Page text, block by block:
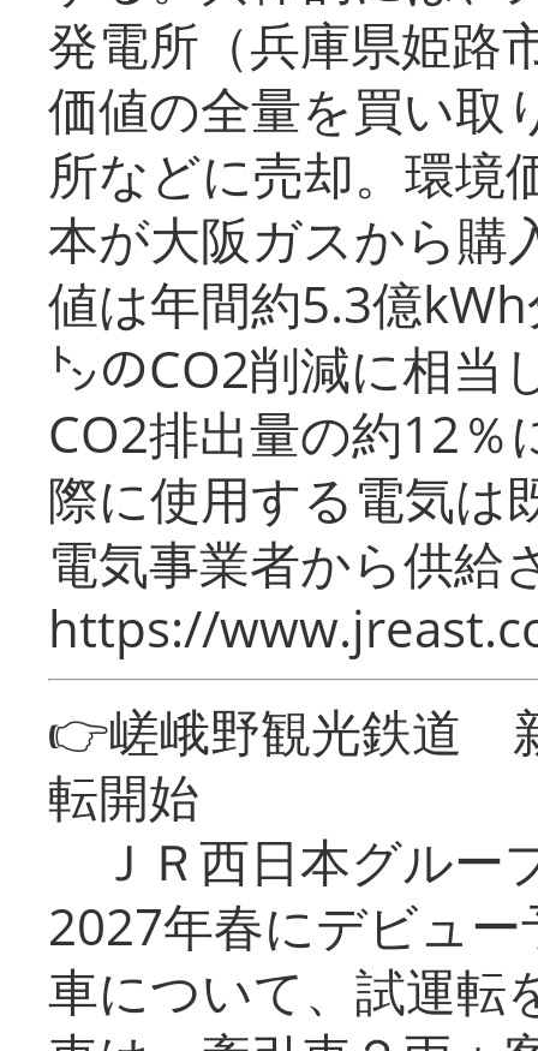
発電所（兵庫県姫路
価値の全量を買い取
所などに売却。環境
本が大阪ガスから購
値は年間約5.3億
㌧のCO2削減に相当
CO2排出量の約12％
際に使用する電気は
電気事業者から供給
https://
👉嵯峨野観光鉄道
転開始
ＪＲ西日本グルー
2027年春にデビュ
車について、試運転